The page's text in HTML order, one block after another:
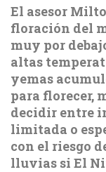
El asesor
floración del
muy por
altas
yemas
para florecer,
decidir entre
limitada o
con el riesgo
lluvias si El